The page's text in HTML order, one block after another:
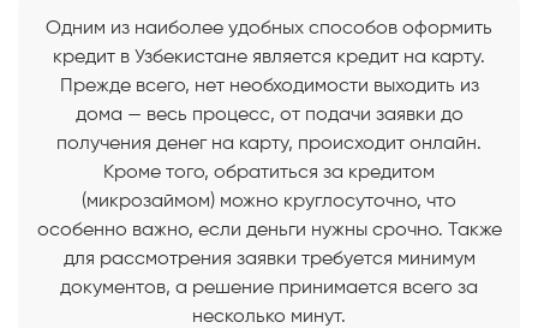
Одним из наиболее удобных способов оформить
кредит в Узбекистане является кредит на карту.
Прежде всего, нет необходимости выходить из
дома — весь процесс, от подачи заявки до
получения денег на карту, происходит онлайн.
Кроме того, обратиться за кредитом
(микрозаймом) можно круглосуточно, что
особенно важно, если деньги нужны срочно. Также
для рассмотрения заявки требуется минимум
документов, а решение принимается всего за
несколько минут.